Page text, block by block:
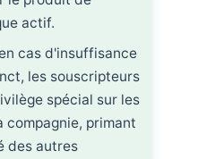
actif.
cas d'insuffisance
les souscripteurs
spécial sur les
compagnie, primant
des autres